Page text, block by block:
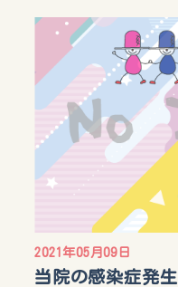
2021年05月09日
当院の感染症発